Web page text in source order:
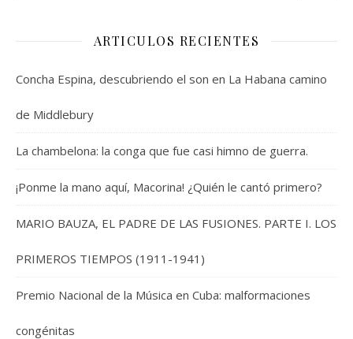
ARTICULOS RECIENTES
Concha Espina, descubriendo el son en La Habana camino
de Middlebury
La chambelona: la conga que fue casi himno de guerra.
¡Ponme la mano aquí, Macorina! ¿Quién le cantó primero?
MARIO BAUZA, EL PADRE DE LAS FUSIONES. PARTE I. LOS
PRIMEROS TIEMPOS (1911-1941)
Premio Nacional de la Música en Cuba: malformaciones
congénitas